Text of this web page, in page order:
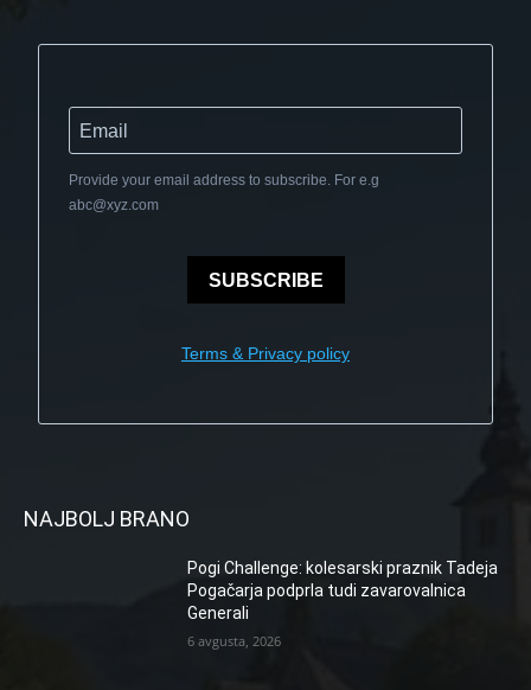
Provide your email address to subscribe. For e.g
abc@xyz.com
SUBSCRIBE
Terms & Privacy policy
NAJBOLJ BRANO
Pogi Challenge: kolesarski praznik Tadeja
Pogačarja podprla tudi zavarovalnica
Generali
6 avgusta, 2026